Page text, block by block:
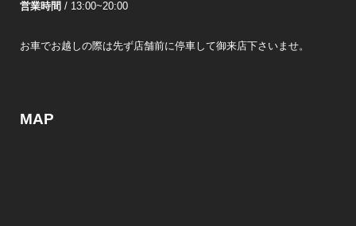
営業時間 / 13:00~20:00
お車でお越しの際は先ず店舗前に停車して御来店下さいませ。
MAP